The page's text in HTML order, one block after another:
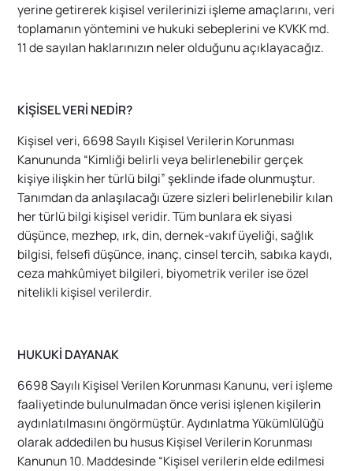
yerine getirerek kişisel verilerinizi işleme amaçlarını, veri
toplamanın yöntemini ve hukuki sebeplerini ve KVKK md.
11 de sayılan haklarınızın neler olduğunu açıklayacağız.
KİŞİSEL VERİ NEDİR?
Kişisel veri, 6698 Sayılı Kişisel Verilerin Korunması
Kanununda “Kimliği belirli veya belirlenebilir gerçek
kişiye ilişkin her türlü bilgi” şeklinde ifade olunmuştur.
Tanımdan da anlaşılacağı üzere sizleri belirlenebilir kılan
her türlü bilgi kişisel veridir. Tüm bunlara ek siyasi
düşünce, mezhep, ırk, din, dernek-vakıf üyeliği, sağlık
bilgisi, felsefi düşünce, inanç, cinsel tercih, sabıka kaydı,
ceza mahkûmiyet bilgileri, biyometrik veriler ise özel
nitelikli kişisel verilerdir.
HUKUKİ DAYANAK
6698 Sayılı Kişisel Verilen Korunması Kanunu, veri işleme
faaliyetinde bulunulmadan önce verisi işlenen kişilerin
aydınlatılmasını öngörmüştür. Aydınlatma Yükümlülüğü
olarak addedilen bu husus Kişisel Verilerin Korunması
Kanunun 10. Maddesinde “Kişisel verilerin elde edilmesi